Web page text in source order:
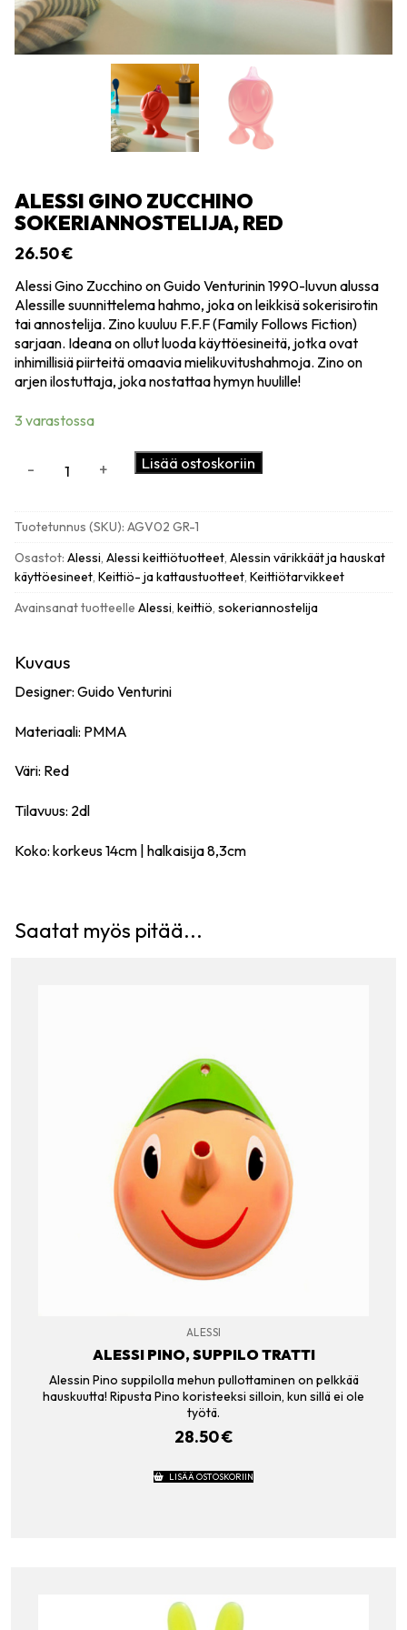
ALESSI GINO ZUCCHINO
SOKERIANNOSTELIJA, RED
26.50€
Alessi Gino Zucchino on Guido Venturinin 1990-luvun alussa
Alessille suunnittelema hahmo, joka on leikkisä sokerisirotin
tai annostelija. Zino kuuluu F.F.F (Family Follows Fiction)
sarjaan. Ideana on ollut luoda käyttöesineitä, jotka ovat
inhimillisiä piirteitä omaavia mielikuvitushahmoja. Zino on
arjen ilostuttaja, joka nostattaa hymyn huulille!
3 varastossa
red
määrä
- + Lisää ostoskoriin
Tuotetunnus (SKU): AGV02 GR-1
Osastot: Alessi, Alessi keittiötuotteet, Alessin värikkäät ja hauskat
käyttöesineet, Keittiö- ja kattaustuotteet, Keittiötarvikkeet
Avainsanat tuotteelle Alessi, keittiö, sokeriannostelija
Kuvaus
Designer: Guido Venturini
Materiaali: PMMA
Väri: Red
Tilavuus: 2dl
Koko: korkeus 14cm | halkaisija 8,3cm
Saatat myös pitää...
ALESSI
ALESSI PINO, SUPPILO TRATTI
Alessin Pino suppilolla mehun pullottaminen on pelkkää
hauskuutta! Ripusta Pino koristeeksi silloin, kun sillä ei ole
työtä.
28.50€
LISÄÄ OSTOSKORIIN